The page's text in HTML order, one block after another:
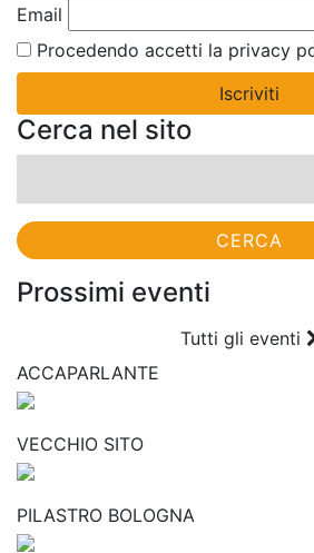
Email
Procedendo accetti la privacy
Cerca nel sito
Prossimi eventi
Tutti gli eventi
ACCAPARLANTE
VECCHIO SITO
PILASTRO BOLOGNA